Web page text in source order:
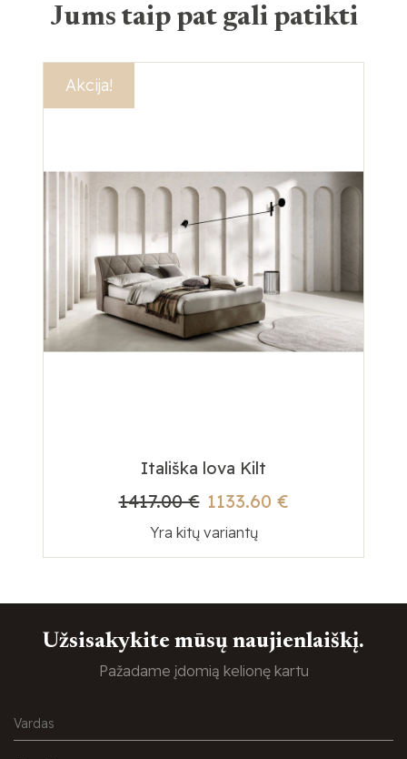
Jums taip pat gali patikti
Akcija!
Itališka lova Kilt
1133.60 €
1417.00 €
Yra kitų variantų
Užsisakykite mūsų naujienlaiškį.
Pažadame įdomią kelionę kartu